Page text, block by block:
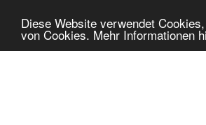
Diese Website verwendet
von Cookies. Mehr Informationen